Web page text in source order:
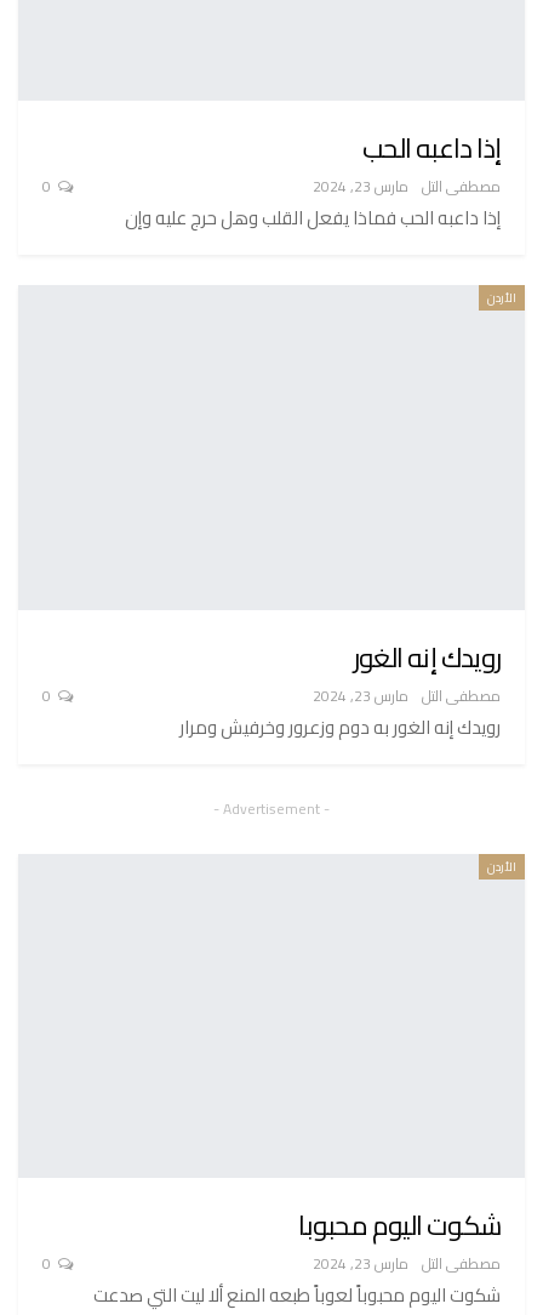
إذا داعبه الحب
مصطفى التل مارس 23, 2024
إذا داعبه الحب فماذا يفعل القلب وهل حرج عليه وإن
الأردن
رويدك إنه الغور
مصطفى التل مارس 23, 2024
رويدك إنه الغور به دوم وزعرور وخرفيش ومرار
- Advertisement -
الأردن
شكوت اليوم محبوبا
مصطفى التل مارس 23, 2024
شكوت اليوم محبوباً لعوباً طبعه المنع ألا ليت التي صدعت